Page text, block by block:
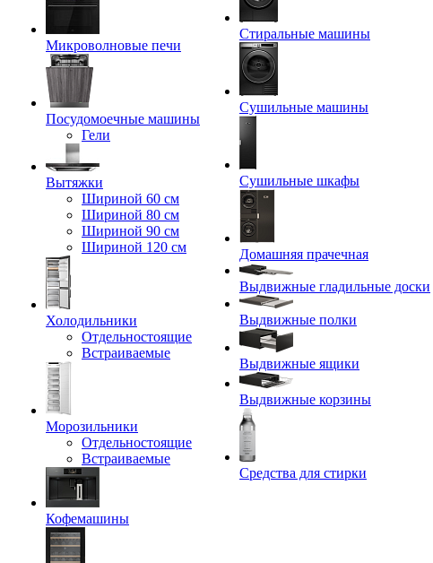
Микроволновые печи
Посудомоечные машины
Гели
Вытяжки
Шириной 60 см
Шириной 80 см
Шириной 90 см
Шириной 120 см
Холодильники
Отдельностоящие
Встраиваемые
Морозильники
Отдельностоящие
Встраиваемые
Кофемашины
Стиральные машины
Сушильные машины
Сушильные шкафы
Домашняя прачечная
Выдвижные гладильные доски
Выдвижные полки
Выдвижные ящики
Выдвижные корзины
Средства для стирки